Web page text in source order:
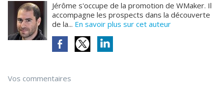
Jérôme s'occupe de la promotion de WMaker. Il
accompagne les prospects dans la découverte
de la... En savoir plus sur cet auteur
Vos commentaires